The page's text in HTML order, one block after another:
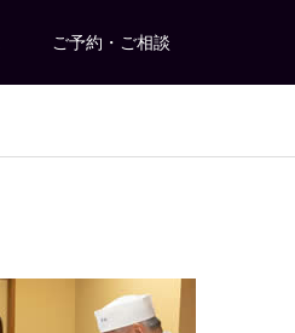
ご予約・ご相談